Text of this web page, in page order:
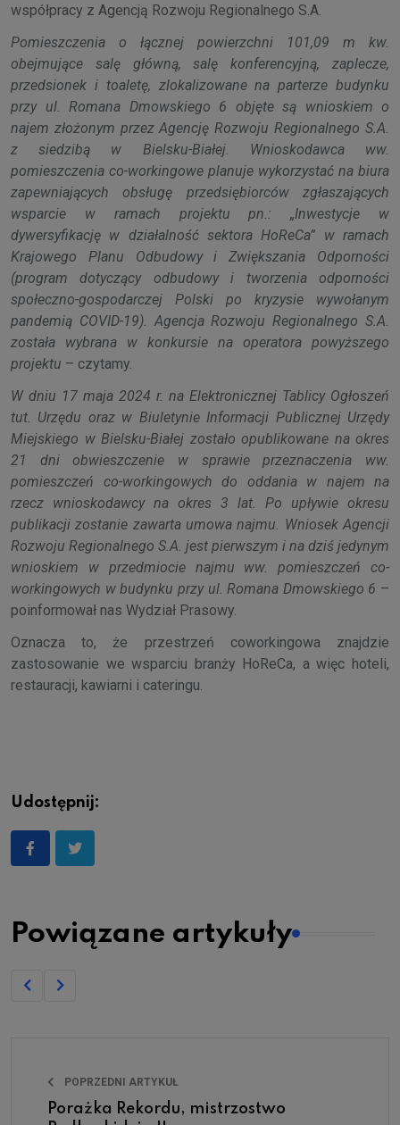
współpracy z Agencją Rozwoju Regionalnego S.A.
Pomieszczenia o łącznej powierzchni 101,09 m kw.
obejmujące salę główną, salę konferencyjną, zaplecze,
przedsionek i toaletę, zlokalizowane na parterze budynku
przy ul. Romana Dmowskiego 6 objęte są wnioskiem o
najem złożonym przez Agencję Rozwoju Regionalnego S.A.
z siedzibą w Bielsku-Białej. Wnioskodawca ww.
pomieszczenia co-workingowe planuje wykorzystać na biura
zapewniających obsługę przedsiębiorców zgłaszających
wsparcie w ramach projektu pn.: „Inwestycje w
dywersyfikację w działalność sektora HoReCa” w ramach
Krajowego Planu Odbudowy i Zwiększania Odporności
(program dotyczący odbudowy i tworzenia odporności
społeczno-gospodarczej Polski po kryzysie wywołanym
pandemią COVID-19). Agencja Rozwoju Regionalnego S.A.
została wybrana w konkursie na operatora powyższego
projektu – czytamy.
W dniu 17 maja 2024 r. na Elektronicznej Tablicy Ogłoszeń
tut. Urzędu oraz w Biuletynie Informacji Publicznej Urzędy
Miejskiego w Bielsku-Białej zostało opublikowane na okres
21 dni obwieszczenie w sprawie przeznaczenia ww.
pomieszczeń co-workingowych do oddania w najem na
rzecz wnioskodawcy na okres 3 lat. Po upływie okresu
publikacji zostanie zawarta umowa najmu. Wniosek Agencji
Rozwoju Regionalnego S.A. jest pierwszym i na dziś jedynym
wnioskiem w przedmiocie najmu ww. pomieszczeń co-
workingowych w budynku przy ul. Romana Dmowskiego 6 –
poinformował nas Wydział Prasowy.
Oznacza to, że przestrzeń coworkingowa znajdzie
zastosowanie we wsparciu branży HoReCa, a więc hoteli,
restauracji, kawiarni i cateringu.
Udostępnij:
Powiązane artykuły
POPRZEDNI ARTYKUŁ
Porażka Rekordu, mistrzostwo